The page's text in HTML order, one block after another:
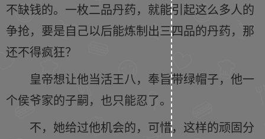
不缺钱的。一枚二品丹药，就能引起这么多人的
争抢，要是自己以后能炼制出三四品的丹药，那
还不得疯狂？
皇帝想让他当活王八，奉旨带绿帽子，他一
个侯爷家的子嗣，也只能忍了。
不，她给过他机会的，可惜，这样的顽固分